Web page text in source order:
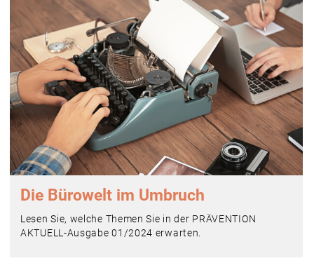
Die Bürowelt im Umbruch
Lesen Sie, welche Themen Sie in der PRÄVENTION
AKTUELL-Ausgabe 01/2024 erwarten.